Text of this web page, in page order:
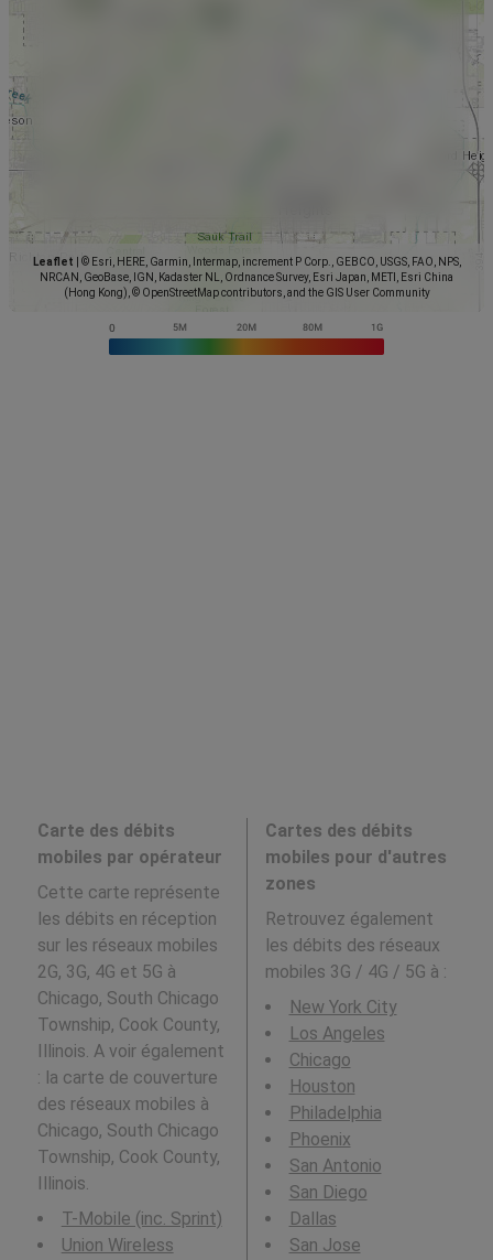
Leaflet
© Esri, HERE, Garmin, Intermap, increment P Corp., GEBCO, USGS, FAO, NPS,
NRCAN, GeoBase, IGN, Kadaster NL, Ordnance Survey, Esri Japan, METI, Esri China
(Hong Kong), © OpenStreetMap contributors, and the GIS User Community
Carte des débits
mobiles par opérateur
Cette carte représente
les débits en réception
sur les réseaux mobiles
2G, 3G, 4G et 5G à
Chicago, South Chicago
Township, Cook County,
Illinois. A voir également
: la carte de couverture
des réseaux mobiles à
Chicago, South Chicago
Township, Cook County,
Illinois.
T-Mobile (inc. Sprint)
Union Wireless
Cartes des débits
mobiles pour d'autres
zones
Retrouvez également
les débits des réseaux
mobiles 3G / 4G / 5G à :
New York City
Los Angeles
Chicago
Houston
Philadelphia
Phoenix
San Antonio
San Diego
Dallas
San Jose